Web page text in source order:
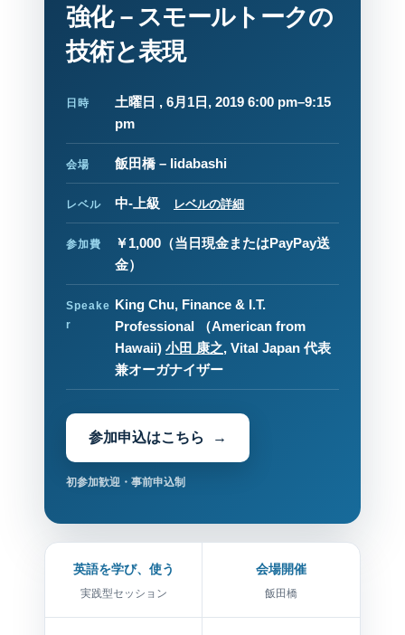
強化－スモールトークの
技術と表現
日時
土曜日 , 6月1日, 2019 6:00 pm–9:15
pm
会場 飯田橋 – Iidabashi
レベル 中-上級 レベルの詳細
参加費 ￥1,000 （当日現金またはPayPay送
金）
Speake
r
King Chu, Finance & I.T.
Professional （American from
Hawaii) 小田 康之, Vital Japan 代表
兼オーガナイザー
参加申込はこちら
初参加歓迎・事前申込制
英語を学び、使う
実践型セッション
会場開催
飯田橋